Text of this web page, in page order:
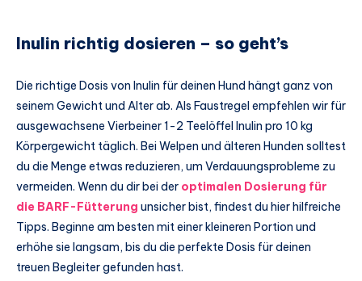
Inulin richtig dosieren – so geht’s
Die richtige Dosis von Inulin für deinen Hund hängt ganz von
seinem Gewicht und Alter ab. Als Faustregel empfehlen wir für
ausgewachsene Vierbeiner 1-2 Teelöffel Inulin pro 10 kg
Körpergewicht täglich. Bei Welpen und älteren Hunden solltest
du die Menge etwas reduzieren, um Verdauungsprobleme zu
vermeiden. Wenn du dir bei der optimalen Dosierung für
die BARF-Fütterung unsicher bist, findest du hier hilfreiche
Tipps. Beginne am besten mit einer kleineren Portion und
erhöhe sie langsam, bis du die perfekte Dosis für deinen
treuen Begleiter gefunden hast.